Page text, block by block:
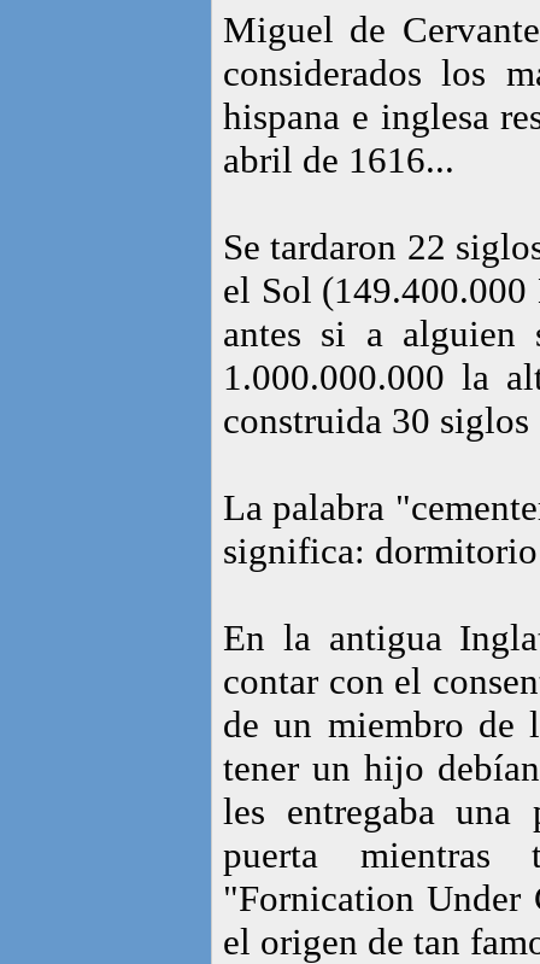
Miguel de
considerados los
hispana e inglesa
abril de 1616...
Se tardaron 22
el Sol
antes si a alguien
1.000.000.000 la
construida 30 siglos
La palabra
significa:
En la antigua
contar con el
de un miembro de
tener un hijo
les entregaba
puerta mientras
"Fornication Under
el origen de tan